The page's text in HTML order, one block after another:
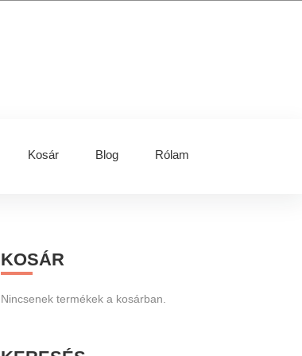
Kosár Blog Rólam
Primary
Sidebar
KOSÁR
Nincsenek termékek a kosárban.